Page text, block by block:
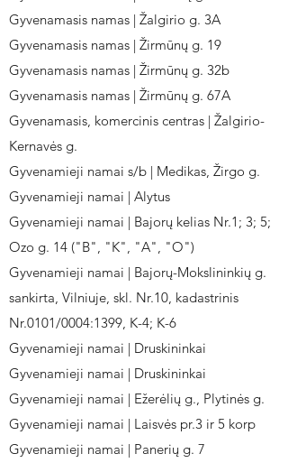
Gyvenamasis namas | Žalgirio g. 3A
Gyvenamasis namas | Žirmūnų g. 19
Gyvenamasis namas | Žirmūnų g. 32b
Gyvenamasis namas | Žirmūnų g. 67A
Gyvenamasis, komercinis centras | Žalgirio-
Kernavės g.
Gyvenamieji namai s/b | Medikas, Žirgo g.
Gyvenamieji namai | Alytus
Gyvenamieji namai | Bajorų kelias Nr.1; 3; 5;
Ozo g. 14 ("B", "K", "A", "O")
Gyvenamieji namai | Bajorų-Mokslininkių g.
sankirta, Vilniuje, skl. Nr.10, kadastrinis
Nr.0101/0004:1399, K-4; K-6
Gyvenamieji namai | Druskininkai
Gyvenamieji namai | Druskininkai
Gyvenamieji namai | Ežerėlių g., Plytinės g.
Gyvenamieji namai | Laisvės pr.3 ir 5 korp
Gyvenamieji namai | Panerių g. 7